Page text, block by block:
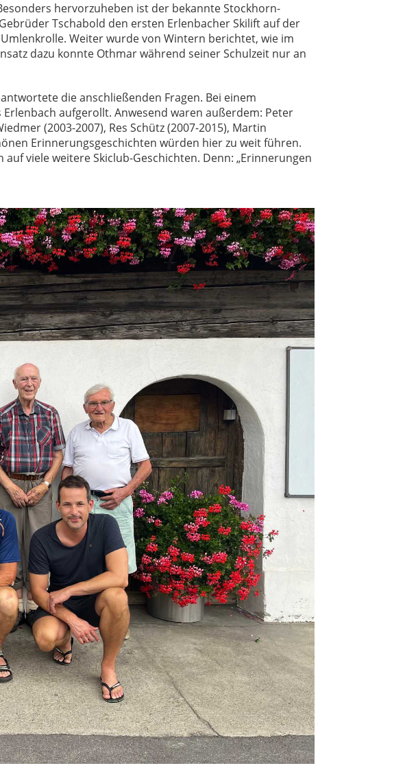
hervorzuheben ist der bekannte Stockhorn-
Tschabold den ersten Erlenbacher Skilift auf der
Weiter wurde von Wintern berichtet, wie im
dazu konnte Othmar während seiner Schulzeit nur an
die anschließenden Fragen. Bei einem
aufgerollt. Anwesend waren außerdem: Peter
(2003-2007), Res Schütz (2007-2015), Martin
Erinnerungsgeschichten würden hier zu weit führen.
viele weitere Skiclub-Geschichten. Denn: „Erinnerungen